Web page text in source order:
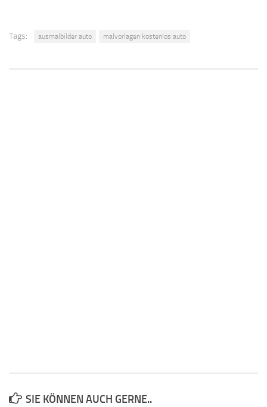
Tags: ausmalbilder auto malvorlagen kostenlos auto
SIE KÖNNEN AUCH GERNE..